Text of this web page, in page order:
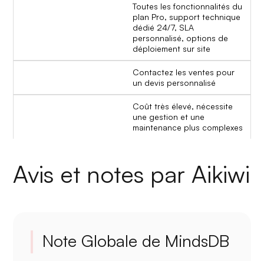
Toutes les fonctionnalités du
plan Pro, support technique
dédié 24/7, SLA
personnalisé, options de
déploiement sur site
Contactez les ventes pour
un devis personnalisé
Coût très élevé, nécessite
une gestion et une
maintenance plus complexes
Avis et notes par Aikiwi
Note Globale de MindsDB